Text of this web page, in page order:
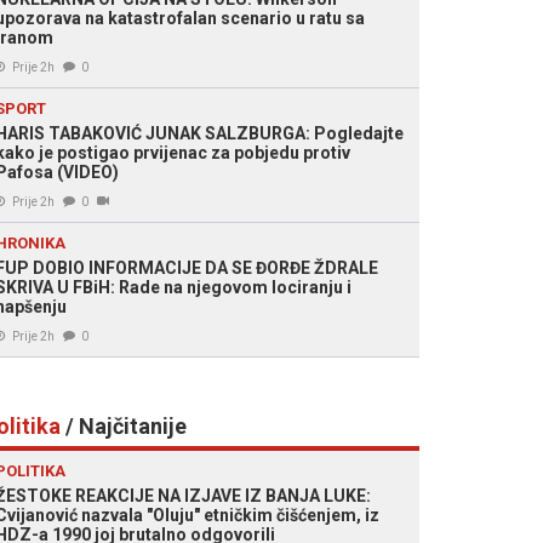
na katastrofalan scenario u ratu sa
Prije 2h 0
TABAKOVIĆ JUNAK SALZBURGA: Pogledajte
je postigao prvijenac za pobjedu protiv
(VIDEO)
Prije 2h 0
DOBIO INFORMACIJE DA SE ĐORĐE ŽDRALE
U FBiH: Rade na njegovom lociranju i
Prije 2h 0
/ Najčitanije
REAKCIJE NA IZJAVE IZ BANJA LUKE:
nazvala "Oluju" etničkim čišćenjem, iz
a 1990 joj brutalno odgovorili